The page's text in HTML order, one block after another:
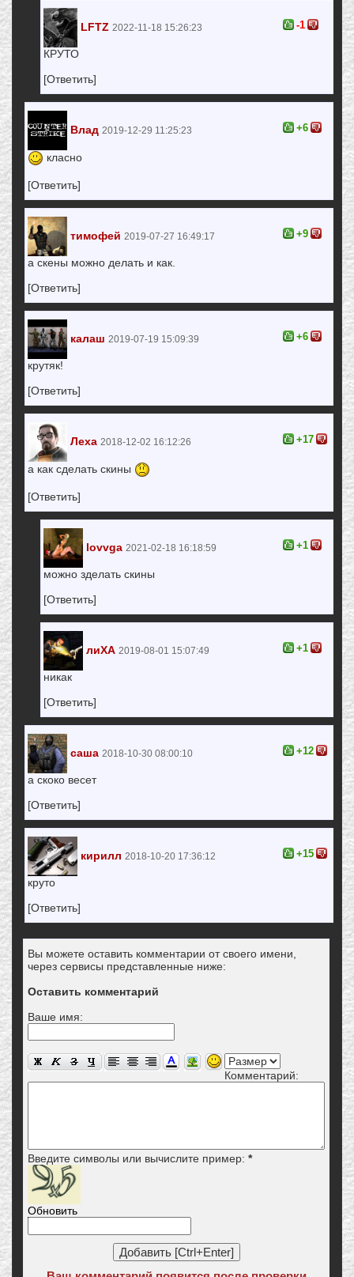
LFTZ 2022-11-18 15:26:23
КРУТО
[Ответить]
-1
Влад 2019-12-29 11:25:23
класно
[Ответить]
+6
тимофей 2019-07-27 16:49:17
а скены можно делать и как.
[Ответить]
+9
калаш 2019-07-19 15:09:39
крутяк!
[Ответить]
+6
Леха 2018-12-02 16:12:26
а как сделать скины
[Ответить]
+17
lovvga 2021-02-18 16:18:59
можно зделать скины
[Ответить]
+1
лиХА 2019-08-01 15:07:49
никак
[Ответить]
+1
саша 2018-10-30 08:00:10
а скоко весет
[Ответить]
+12
кирилл 2018-10-20 17:36:12
круто
[Ответить]
+15
Вы можете оставить комментарии от своего имени,
через сервисы представленные ниже:
Оставить комментарий
Ваше имя:
Комментарий:
Введите символы или вычислите пример: *
Обновить